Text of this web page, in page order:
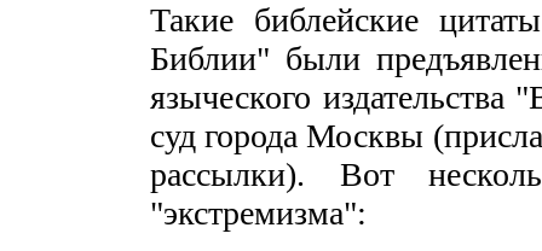
Такие библейские
Библии" были
языческого
суд города Москвы
рассылки). Вот
"экстремизма":